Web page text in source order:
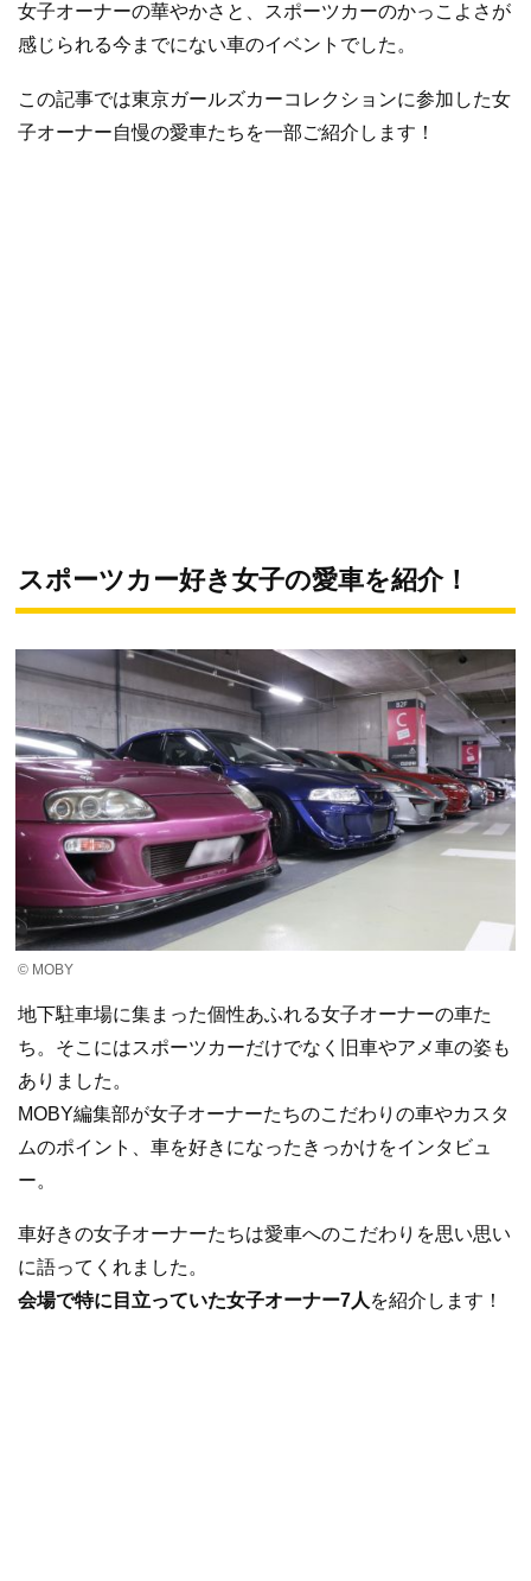
女子オーナーの華やかさと、スポーツカーのかっこよさが
感じられる今までにない車のイベントでした。
この記事では東京ガールズカーコレクションに参加した女
子オーナー自慢の愛車たちを一部ご紹介します！
スポーツカー好き女子の愛車を紹介！
© MOBY
地下駐車場に集まった個性あふれる女子オーナーの車た
ち。そこにはスポーツカーだけでなく旧車やアメ車の姿も
ありました。
MOBY編集部が女子オーナーたちのこだわりの車やカスタ
ムのポイント、車を好きになったきっかけをインタビュ
ー。
車好きの女子オーナーたちは愛車へのこだわりを思い思い
に語ってくれました。
会場で特に目立っていた女子オーナー7人 を紹介します！